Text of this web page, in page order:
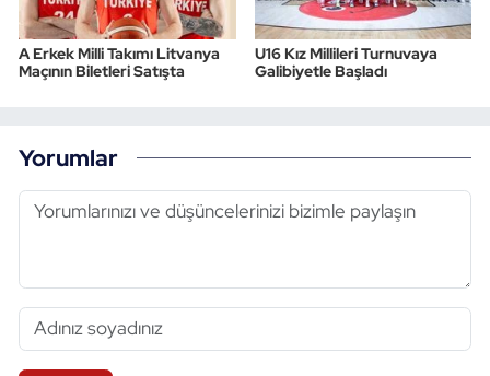
A Erkek Milli Takımı Litvanya
Maçının Biletleri Satışta
U16 Kız Millileri Turnuvaya
Galibiyetle Başladı
Yorumlar